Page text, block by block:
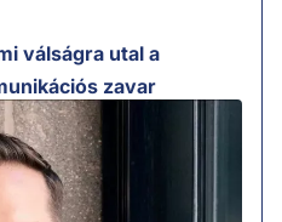
válságra utal a
zavar